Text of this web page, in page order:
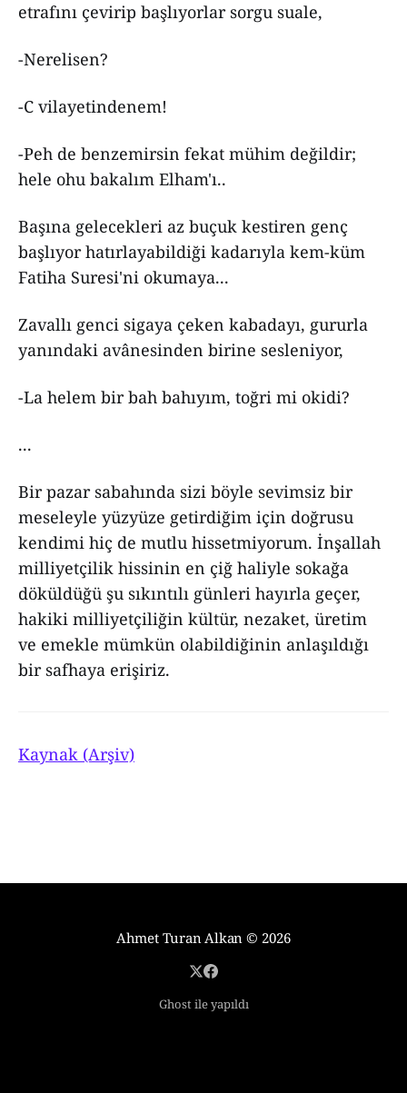
etrafını çevirip başlıyorlar sorgu suale,
-Nerelisen?
-C vilayetindenem!
-Peh de benzemirsin fekat mühim değildir;
hele ohu bakalım Elham'ı..
Başına gelecekleri az buçuk kestiren genç
başlıyor hatırlayabildiği kadarıyla kem-küm
Fatiha Suresi'ni okumaya...
Zavallı genci sigaya çeken kabadayı, gururla
yanındaki avânesinden birine sesleniyor,
-La helem bir bah bahıyım, toğri mi okidi?
...
Bir pazar sabahında sizi böyle sevimsiz bir
meseleyle yüzyüze getirdiğim için doğrusu
kendimi hiç de mutlu hissetmiyorum. İnşallah
milliyetçilik hissinin en çiğ haliyle sokağa
döküldüğü şu sıkıntılı günleri hayırla geçer,
hakiki milliyetçiliğin kültür, nezaket, üretim
ve emekle mümkün olabildiğinin anlaşıldığı
bir safhaya erişiriz.
Kaynak (Arşiv)
Ahmet Turan Alkan © 2026
Ghost ile yapıldı